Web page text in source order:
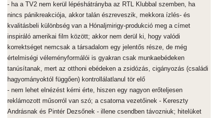
- ha a TV2 nem kerül lépéshátrányba az RTL Klubbal szemben, ha
nincs pánikreakciója, akkor talán észreveszik, mekkora ízlés- és
kvalitásbeli különbség van a Hónaljmirigy-produkció meg a címet
inspiráló amerikai film között; akkor nem derül ki, hogy valódi
korrektséget nemcsak a társadalom egy jelentős része, de még
értelmiségi véleményformálói is gyakran csak munkaebédeken
tanúsítanak, mert az otthoni ebédeken a zsidózás, cigányozás (családi
hagyományoktól függően) kontrollálatlanul tör elő
- nem lehet elnézést kérni érte, hiszen egy nagyon erőteljesen
reklámozott műsorról van szó; a csatorna vezetőinek - Kereszty
Andrásnak és Pintér Dezsőnek - illene csendben távozniuk; hitelüket